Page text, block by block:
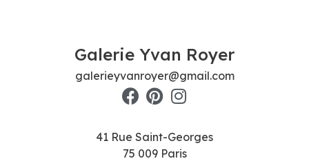
Galerie Yvan Royer
galerieyvanroyer@gmail.com
41 Rue Saint-Georges
75 009 Paris